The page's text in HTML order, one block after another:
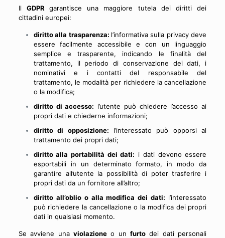
Il GDPRgarantisce una maggiore tutela dei diritti dei
cittadini europei:
diritto alla trasparenza: l’informativa sulla privacy deve
essere facilmente accessibile e con un linguaggio
semplice e trasparente, indicando le finalità del
trattamento, il periodo di conservazione dei dati, i
nominativi e i contatti del responsabile del
trattamento, le modalità per richiedere la cancellazione
o la modifica;
diritto di accesso: l’utente può chiedere l’accesso ai
propri dati e chiederne informazioni;
diritto di opposizione: l’interessato può opporsi al
trattamento dei propri dati;
diritto alla portabilità dei dati: i dati devono essere
esportabili in un determinato formato, in modo da
garantire all’utente la possibilità di poter trasferire i
propri dati da un fornitore all’altro;
diritto all’oblio o alla modifica dei dati: l’interessato
può richiedere la cancellazione o la modifica dei propri
dati in qualsiasi momento.
Se avviene una violazioneo unfurto dei dati personali